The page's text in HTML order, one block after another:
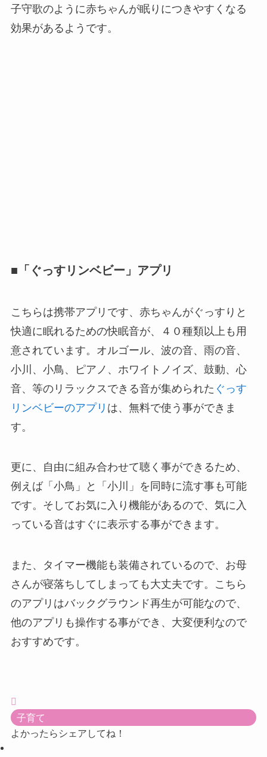
子守歌のように赤ちゃんが眠りにつきやすくなる
効果があるようです。
■「ぐっすリンベビー」アプリ
こちらは携帯アプリです、赤ちゃんがぐっすりと
快適に眠れるための快眠音が、４０種類以上も用
意されています。オルゴール、波の音、雨の音、
小川、小鳥、ピアノ、ホワイトノイズ、鼓動、心
音、等のリラックスできる音が集められた ぐっす
リンベビーのアプリ は、無料で使う事ができま
す。
更に、自由に組み合わせて聴く事ができるため、
例えば「小鳥」と「小川」を同時に流す事も可能
です。そしてお気に入り機能があるので、気に入
っている音はすぐに表示する事ができます。
また、タイマー機能も装備されているので、お母
さんが寝落ちしてしまっても大丈夫です。こちら
のアプリはバックグラウンド再生が可能なので、
他のアプリも操作する事ができ、大変便利なので
おすすめです。
子育て
よかったらシェアしてね！